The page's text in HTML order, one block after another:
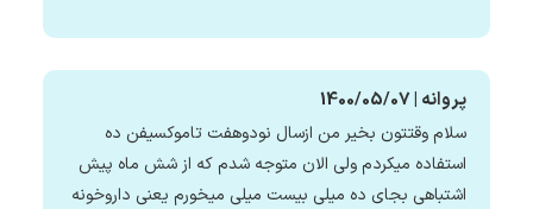
پروانه | 1400/05/07
سلام وقتتون بخیر من ازسال نودوهفت تاموکسیفن ده
استفاده میکردم ولی الان متوجه شدم که از شش ماه پیش
اشتباهی بجای ده میلی بیست میلی میخورم یعنی داروخونه